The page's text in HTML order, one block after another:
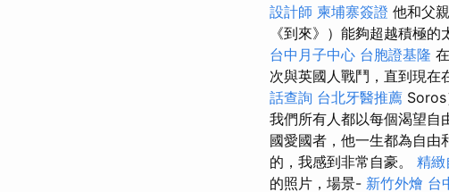
設計師 柬埔寨簽證 他和父
《到來》）能夠超越積極
台中月子中心 台胞證基隆
次與英國人戰鬥，直到現在
話查詢 台北牙醫推薦 Soros
我們所有人都以每個渴望自
國愛國者，他一生都為自由
的，我感到非常自豪。 精緻
的照片，場景- 新竹外燴 台